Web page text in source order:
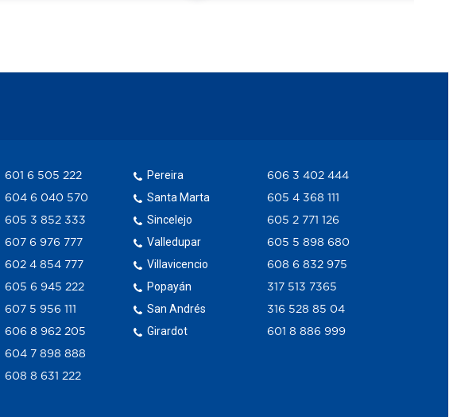
601 6 505 222
604 6 040 570
605 3 852 333
607 6 976 777
602 4 854 777
605 6 945 222
607 5 956 111
606 8 962 205
604 7 898 888
608 8 631 222
Pereira
Santa Marta
Sincelejo
Valledupar
Villavicencio
Popayán
San Andrés
Girardot
606 3 402 444
605 4 368 111
605 2 771 126
605 5 898 680
608 6 832 975
317 513 7365
316 528 85 04
601 8 886 999